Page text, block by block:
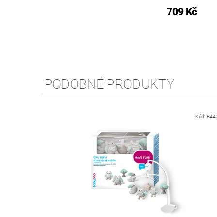
709 Kč
PODOBNÉ PRODUKTY
Kód: